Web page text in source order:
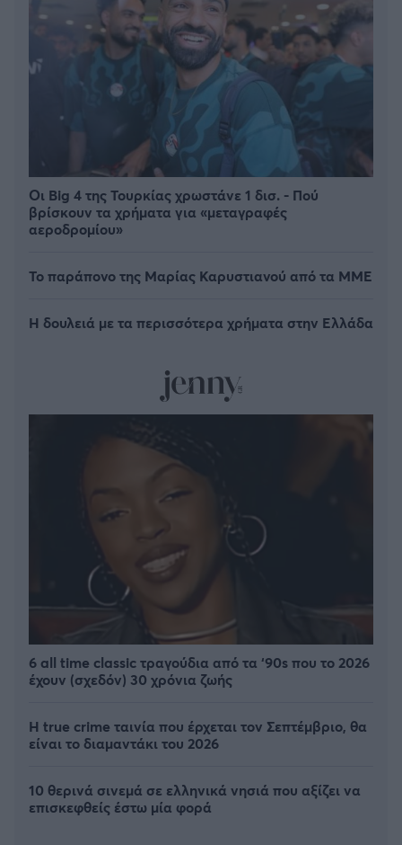
Οι Big 4 της Τουρκίας χρωστάνε 1 δισ. - Πού
βρίσκουν τα χρήματα για «μεταγραφές
αεροδρομίου»
Το παράπονο της Μαρίας Καρυστιανού από τα ΜΜΕ
Η δουλειά με τα περισσότερα χρήματα στην Ελλάδα
6 all time classic τραγούδια από τα ‘90s που το 2026
έχουν (σχεδόν) 30 χρόνια ζωής
Η true crime ταινία που έρχεται τον Σεπτέμβριο, θα
είναι το διαμαντάκι του 2026
10 θερινά σινεμά σε ελληνικά νησιά που αξίζει να
επισκεφθείς έστω μία φορά